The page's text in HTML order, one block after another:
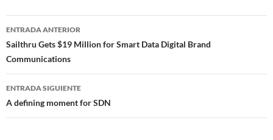
Navegador
de
entradas
ENTRADA ANTERIOR
Sailthru Gets $19 Million for Smart Data Digital Brand
Communications
ENTRADA SIGUIENTE
A defining moment for SDN